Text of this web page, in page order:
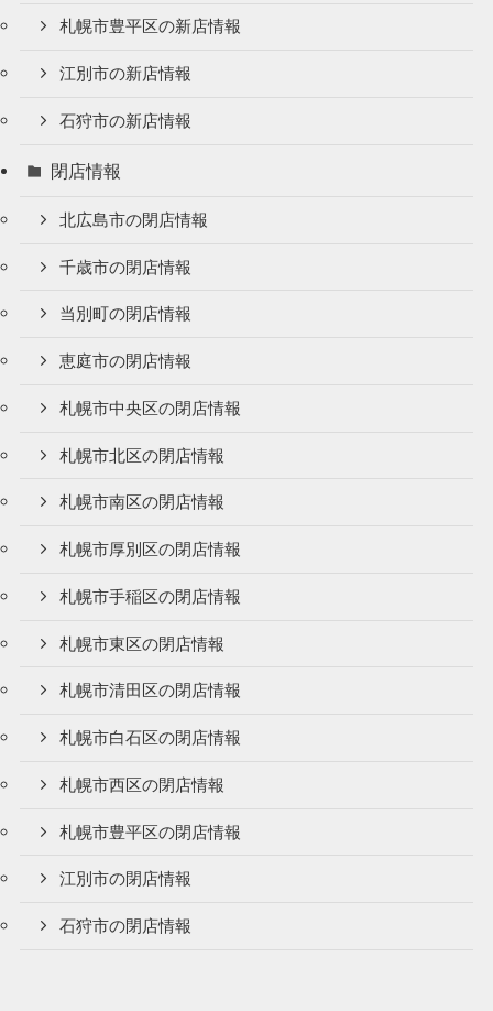
札幌市豊平区の新店情報
江別市の新店情報
石狩市の新店情報
閉店情報
北広島市の閉店情報
千歳市の閉店情報
当別町の閉店情報
恵庭市の閉店情報
札幌市中央区の閉店情報
札幌市北区の閉店情報
札幌市南区の閉店情報
札幌市厚別区の閉店情報
札幌市手稲区の閉店情報
札幌市東区の閉店情報
札幌市清田区の閉店情報
札幌市白石区の閉店情報
札幌市西区の閉店情報
札幌市豊平区の閉店情報
江別市の閉店情報
石狩市の閉店情報